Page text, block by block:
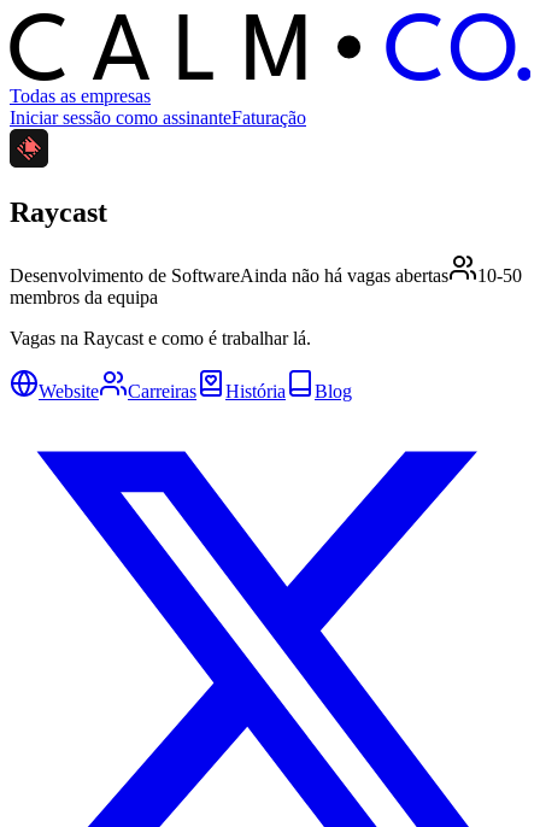
C ALM C O.
Todas as empresas
Iniciar sessão como assinanteFaturação
Raycast
Desenvolvimento de SoftwareAinda não há vagas abertas
10-50
membros da equipa
Vagas na Raycast e como é trabalhar lá.
Website Carreiras História Blog